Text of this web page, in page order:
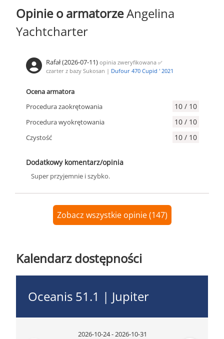
Opinie o armatorzeAngelina
Yachtcharter
Rafał (2026-07-11) opinia zweryfikowana ✅
czarter z bazy Sukosan | Dufour 470 Cupid ' 2021
Ocena armatora
Procedura zaokrętowania
10 / 10
Procedura wyokrętowania 10 / 10
Czystość 10 / 10
Dodatkowy komentarz/opinia
Super przyjemnie i szybko.
Zobacz wszystkie opinie (147)
Kalendarz dostępności
Oceanis 51.1 | Jupiter
2026-10-24 - 2026-10-31